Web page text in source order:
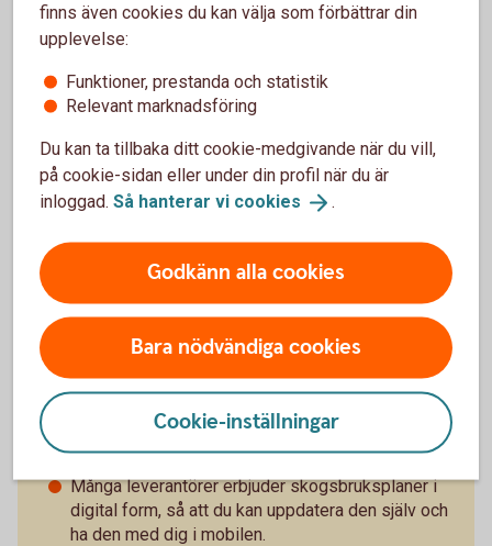
Vill du ha hjälp med din skog?
hobby? Oavsett vad ger vi lösningar anpassade för
Äga skog – tips förskogsägare
Om skogsbruksplaner
Är du ny som skogsägare kommer du ha särskilt
stor nytta av en bra skogsbruksplan.
Priset varierar, men ofta tar leverantörerna en
startkostnad på mellan 1 000 och 5 000 kr och
Många leverantörer erbjuder skogsbruksplaner i
digital form, så att du kan uppdatera den själv och
ha den med dig i mobilen.
finns även cookies du kan välja som förbättrar din
upplevelse:
Funktioner, prestanda och statistik
Relevant marknadsföring
Du kan ta tillbaka ditt cookie-medgivande när du vill,
på cookie-sidan eller under din profil när du är
inloggad. Så hanterar vi cookies .
Godkänn alla cookies
Bara nödvändiga cookies
Cookie-inställningar